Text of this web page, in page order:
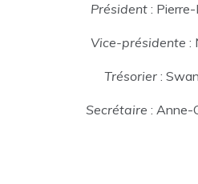
Président: Pierre-
Vice-présidente :
Trésorier :
Secrétaire : Anne-